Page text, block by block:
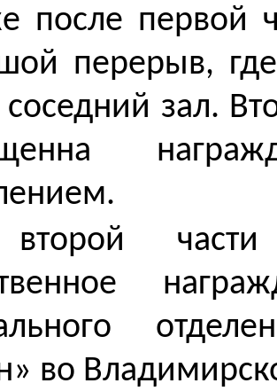
после первой
перерыв,
соседний зал.
части
во